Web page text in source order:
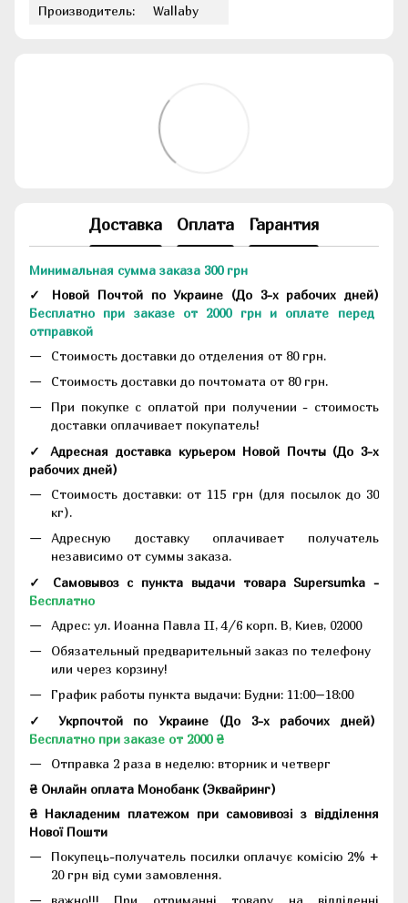
Производитель:
Wallaby
Доставка Оплата Гарантия
Минимальная сумма заказа 300 грн
✓ Новой Почтой по Украине (До 3-х рабочих дней)
Бесплатно при заказе от 2000 грн и оплате перед
отправкой
Стоимость доставки до отделения от 80 грн.
Стоимость доставки до почтомата от 80 грн.
При покупке с оплатой при получении - стоимость
доставки оплачивает покупатель!
✓ Адресная доставка курьером Новой Почты (До 3-х
рабочих дней)
Стоимость доставки: от 115 грн (для посылок до 30
кг).
Адресную доставку оплачивает получатель
независимо от суммы заказа.
✓ Самовывоз с пункта выдачи товара Supersumka -
Бесплатно
Адрес: ул. Иоанна Павла II, 4/6 корп. В, Киев, 02000
Обязательный предварительный заказ по телефону
или через корзину!
График работы пункта выдачи: Будни: 11:00–18:00
✓ Укрпочтой по Украине (До 3-х рабочих дней)
Бесплатно при заказе от 2000 ₴
Отправка 2 раза в неделю: вторник и четверг
₴ Онлайн оплата Монобанк (Эквайринг)
₴ Накладеним платежом при самовивозі з відділення
Нової Пошти
Покупець-получатель посилки оплачує комісію 2% +
20 грн від суми замовлення.